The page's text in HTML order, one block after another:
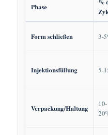
Phase
Form schließen 3-
Injektionsfüllung 5-
Verpackung/Haltung
10-